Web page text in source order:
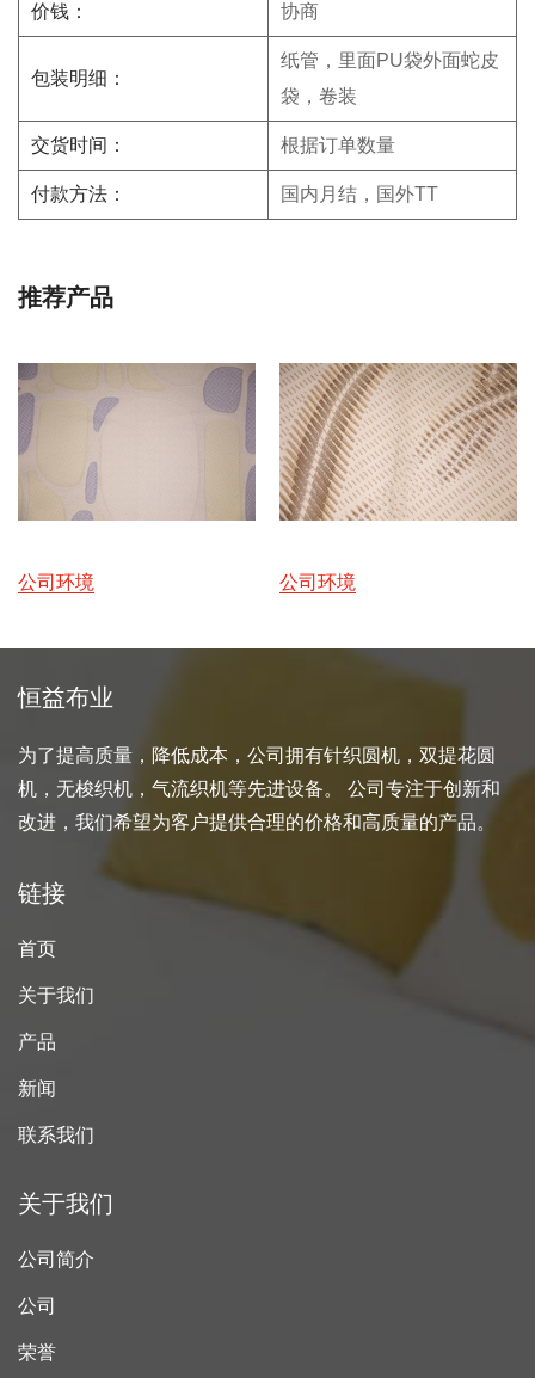
价钱： 协商
包装明细：
纸管，里面PU袋外面蛇皮
袋，卷装
交货时间： 根据订单数量
付款方法： 国内月结，国外TT
推荐产品
公司环境 公司环境
恒益布业
为了提高质量，降低成本，公司拥有针织圆机，双提花圆
机，无梭织机，气流织机等先进设备。 公司专注于创新和
改进，我们希望为客户提供合理的价格和高质量的产品。
链接
首页
关于我们
产品
新闻
联系我们
关于我们
公司简介
公司
荣誉